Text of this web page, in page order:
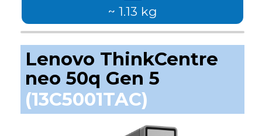
~ 1.13 kg
Lenovo ThinkCentre
neo 50q Gen 5
(13C5001TAC)